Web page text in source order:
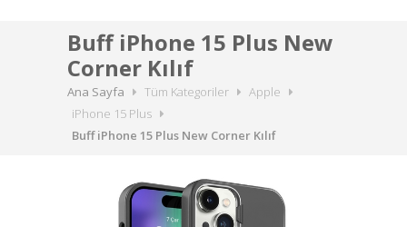
Buff iPhone 15 Plus New
Corner Kılıf
Ana Sayfa Tüm Kategoriler
Apple
iPhone 15 Plus
Buff iPhone 15 Plus New Corner Kılıf